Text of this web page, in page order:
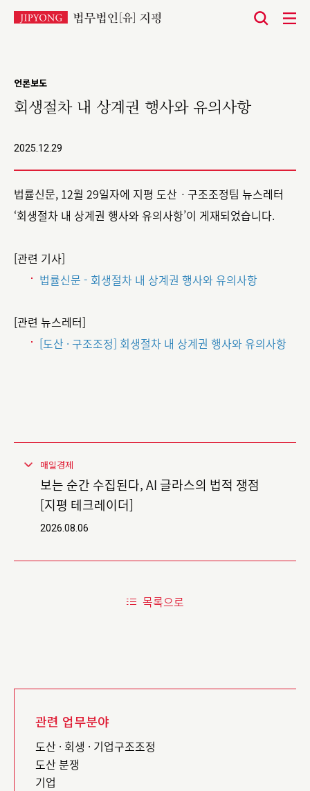
언론보도
회생절차 내 상계권 행사와 유의사항
2025.12.29
법률신문, 12월 29일자에 지평 도산ㆍ구조조정팀 뉴스레터
‘회생절차 내 상계권 행사와 유의사항’이 게재되었습니다.
[관련 기사]
법률신문 - 회생절차 내 상계권 행사와 유의사항
[관련 뉴스레터]
[도산 · 구조조정] 회생절차 내 상계권 행사와 유의사항
매일경제
보는 순간 수집된다, AI 글라스의 법적 쟁점
[지평 테크레이더]
2026.08.06
목록으로
관련 업무분야
도산 · 회생 · 기업구조조정
도산 분쟁
기업